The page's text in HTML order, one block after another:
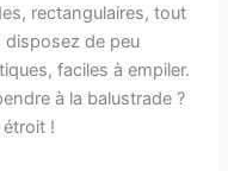
rectangulaires, tout
disposez de peu
faciles à empiler.
à la balustrade ?
!